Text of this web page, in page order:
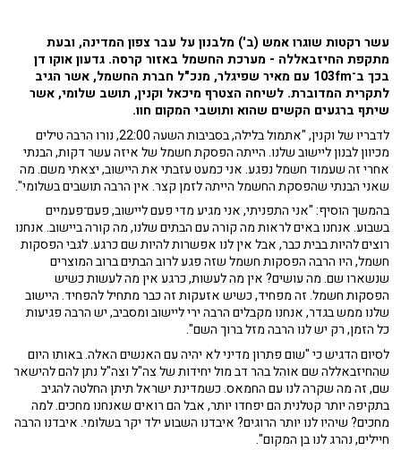
עשר רקטות שוגרו אמש (ב') מלבנון על עבר צפון המדינה, ובעת
מתקפת החיזבאללה - מערכת החשמל באזור קרסה. גדעון אוקו דן
בכך ב־103fm עם מאיר שפיגלר, מנכ"ל חברת החשמל, אשר הגיב
לתקרית המדוברת. לשיחה הצטרף מיכאל וקנין, תושב שלומי, אשר
שיתף ברגעים הקשים שהוא ותושבי המקום חוו.
לדבריו של וקנין, "אתמול בלילה, בסביבות השעה 22:00, נורו הרבה טילים
מכיוון לבנון ליישוב שלנו. הייתה הפסקת חשמל של איזה עשר דקות, הבנתי
אחרי זה שעמוד חשמל נפגע. אני כמעט עזבתי את היישוב, יצאתי משם. מה
שאני הבנתי שהפסקת החשמל הייתה לזמן קצר. אין הרבה תושבים בשלומי".
בהמשך הוסיף: "אני התפניתי, אני מגיע מדי פעם ליישוב, פעם־פעמיים
בשבוע. אנחנו באים לראות מה קורה עם הבתים שלנו, מה קורה ביישוב. אנחנו
רוצים להיות בבית כבר, אבל אין לנו אפשרות להיות שם כרגע. לגבי הפסקות
חשמל, היו הרבה הפסקות חשמל שזה פגע לרוב הבתים ברוב המוצרים
שנשארו שם. מה עושים? אין מה לעשות, כרגע אין מה לעשות כשיש
הפסקות חשמל. זה מפחיד, כשיש אזעקות זה כבר מתחיל להפחיד. היישוב
שלנו ממש בגדר, אנחנו מקבלים הרבה ירי ליישוב ומסביב, יש הרבה פגיעות
כל הזמן, רק יש לנו הרבה מזל ברוך השם".
לסיום הדגיש כי "שום פתרון מדיני לא יהיה עם האנשים האלה. באותו היום
שהחיזבאללה שם אוהל בהר דב מול יחידות של צה"ל וצה"ל נתן להם להישאר
שם, זה מה שקרה לנו עם החמאס. כשמדינת ישראל תיתן החלטה להגיב
בתקיפה יותר קטלנית הם יפחדו יותר, אבל הם רואים שאנחנו מחכים. למה
מחכים? שיהיו לנו יותר הרוגים? איבדנו השבוע ילד יקר בשלומי. איבדנו הרבה
חיילים, נהרג לנו בן המקום".